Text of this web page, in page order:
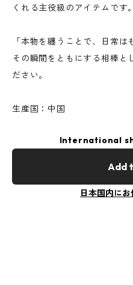
くれる主役級のアイテムです。
「本物を纏うことで、日常は
その瞬間をともにする相棒と
ださい。
生産国：中国
International
Add
日本国内に